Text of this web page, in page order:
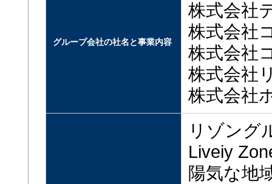
グループ会社の社名と事業内容
株式会社
株式会社
株式会社
株式会社
株式会社
リゾング
Liveiy
陽気な地